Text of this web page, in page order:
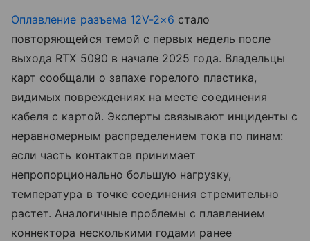
Оплавление разъема 12V-2×6 стало
повторяющейся темой с первых недель после
выхода RTX 5090 в начале 2025 года. Владельцы
карт сообщали о запахе горелого пластика,
видимых повреждениях на месте соединения
кабеля с картой. Эксперты связывают инциденты с
неравномерным распределением тока по пинам:
если часть контактов принимает
непропорционально большую нагрузку,
температура в точке соединения стремительно
растет. Аналогичные проблемы с плавлением
коннектора несколькими годами ранее